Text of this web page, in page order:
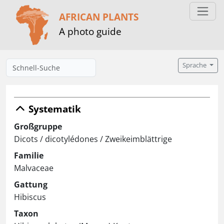
AFRICAN PLANTS
A photo guide
Sprache
Systematik
Großgruppe
Dicots / dicotylédones / Zweikeimblättrige
Familie
Malvaceae
Gattung
Hibiscus
Taxon